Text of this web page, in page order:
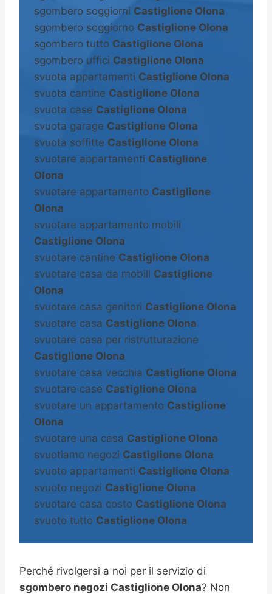
sgombero soggiorni Castiglione Olona
sgombero soggiorno Castiglione Olona
sgombero tutto Castiglione Olona
sgombero uffici Castiglione Olona
svuota appartamenti Castiglione Olona
svuota cantine Castiglione Olona
svuota case Castiglione Olona
svuota garage Castiglione Olona
svuota soffitte Castiglione Olona
svuotare appartamenti Castiglione
Olona
svuotare appartamento Castiglione
Olona
svuotare appartamento mobili
Castiglione Olona
svuotare cantine Castiglione Olona
svuotare casa da mobili Castiglione
Olona
svuotare casa genitori Castiglione Olona
svuotare casa Castiglione Olona
svuotare casa per ristrutturazione
Castiglione Olona
svuotare casa vecchia Castiglione Olona
svuotare case Castiglione Olona
svuotare un appartamento Castiglione
Olona
svuotare una casa Castiglione Olona
svuotiamo negozi Castiglione Olona
svuoto appartamenti Castiglione Olona
svuoto negozi Castiglione Olona
svuotare casa costo Castiglione Olona
svuoto tutto Castiglione Olona
Perché rivolgersi a noi per il servizio di
sgombero negozi Castiglione Olona? Non